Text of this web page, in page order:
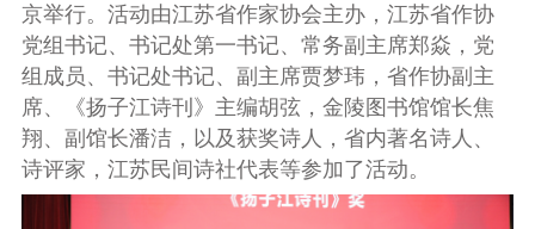
京举行。 活动由江苏省作家协会主办，江苏省作协
党组书记、书记处第一书记、常务副主席郑焱 ，党
组成员、书记处书记、副主席贾梦玮 ，省作协副主
席、《扬子江诗刊》主编胡弦， 金陵图书馆馆长焦
翔、副馆长潘洁， 以及获奖诗人 ， 省内著名诗人、
诗评家，江苏民间诗社代表等参加了活动。